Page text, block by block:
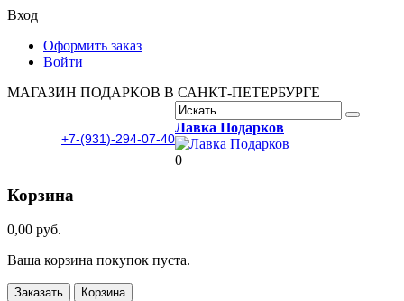
Вход
Оформить заказ
Войти
МАГАЗИН ПОДАРКОВ В САНКТ-ПЕТЕРБУРГЕ
+7-(931)-294-07-40
Лавка Подарков
0
Корзина
0,00 руб.
Ваша корзина покупок пуста.
Заказать Корзина